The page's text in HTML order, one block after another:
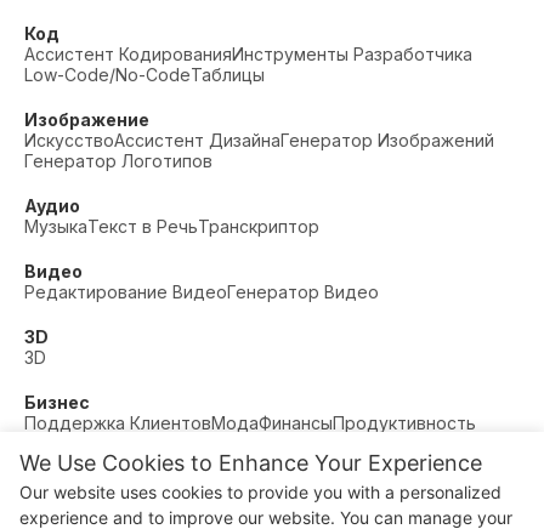
We Use Cookies to Enhance Your Experience
Our website uses cookies to provide you with a personalized
experience and to improve our website. You can manage your
Код
Ассистент КодированияИнструменты Разработчика
Low-Code/No-CodeТаблицы
Изображение
ИскусствоАссистент ДизайнаГенератор Изображений
Генератор Логотипов
Аудио
МузыкаТекст в РечьТранскриптор
Видео
Редактирование ВидеоГенератор Видео
3D
3D
Бизнес
Поддержка КлиентовМодаФинансыПродуктивность
Прочее
ЗнакомстваОбразованиеФитнес
© AI Dude, on your service since 2023. All rights reserved.